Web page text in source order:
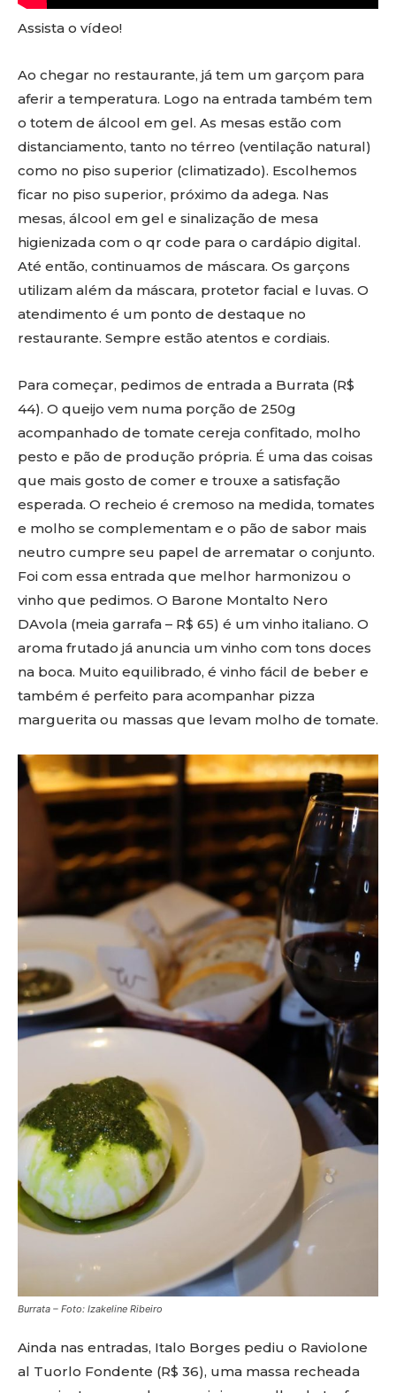
Assista o vídeo!
Ao chegar no restaurante, já tem um garçom para
aferir a temperatura. Logo na entrada também tem
o totem de álcool em gel. As mesas estão com
distanciamento, tanto no térreo (ventilação natural)
como no piso superior (climatizado). Escolhemos
ficar no piso superior, próximo da adega. Nas
mesas, álcool em gel e sinalização de mesa
higienizada com o qr code para o cardápio digital.
Até então, continuamos de máscara. Os garçons
utilizam além da máscara, protetor facial e luvas. O
atendimento é um ponto de destaque no
restaurante. Sempre estão atentos e cordiais.
Para começar, pedimos de entrada a Burrata (R$
44). O queijo vem numa porção de 250g
acompanhado de tomate cereja confitado, molho
pesto e pão de produção própria. É uma das coisas
que mais gosto de comer e trouxe a satisfação
esperada. O recheio é cremoso na medida, tomates
e molho se complementam e o pão de sabor mais
neutro cumpre seu papel de arrematar o conjunto.
Foi com essa entrada que melhor harmonizou o
vinho que pedimos. O Barone Montalto Nero
DAvola (meia garrafa – R$ 65) é um vinho italiano. O
aroma frutado já anuncia um vinho com tons doces
na boca. Muito equilibrado, é vinho fácil de beber e
também é perfeito para acompanhar pizza
marguerita ou massas que levam molho de tomate.
Burrata – Foto: Izakeline Ribeiro
Ainda nas entradas, Italo Borges pediu o Raviolone
al Tuorlo Fondente (R$ 36), uma massa recheada